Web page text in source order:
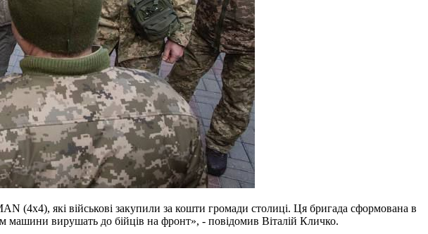
(4х4), які військові закупили за кошти громади столиці. Ця бригада сформована в
машини вирушать до бійців на фронт», - повідомив Віталій Кличко.